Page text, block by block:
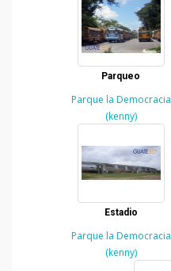
Parqueo
Parque la Democracia
(kenny)
Estadio
Parque la Democracia
(kenny)